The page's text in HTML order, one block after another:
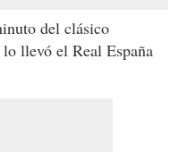
del clásico
llevó el Real España